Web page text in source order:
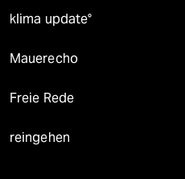
klima update°
Mauerecho
Freie Rede
reingehen